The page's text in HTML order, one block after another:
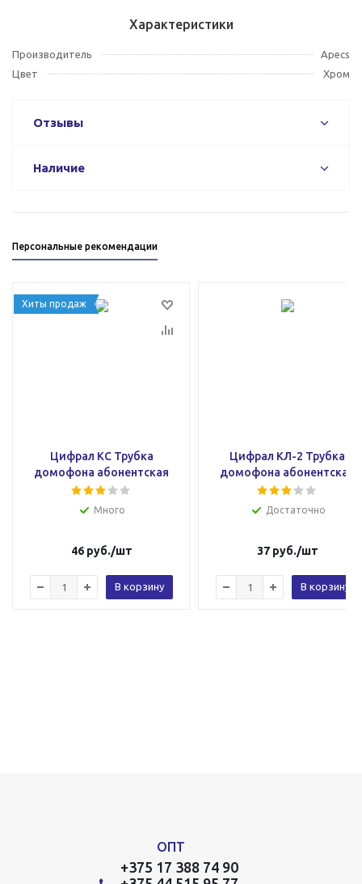
Характеристики
Производитель
Apecs
Цвет
Хром
Отзывы
Наличие
Персональные рекомендации
Хиты продаж
Цифрал КС Трубка
домофона абонентская
Много
46руб./шт
В корзину
Цифрал КЛ-2 Трубка
домофона абонентская
Достаточно
37руб./шт
В корзину
ОПТ
+375 17 388 74 90